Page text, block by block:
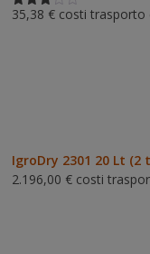
Valutat
35,38 € costi trasporto
IgroDry 2301 20 Lt (2
2.196,00 € costi